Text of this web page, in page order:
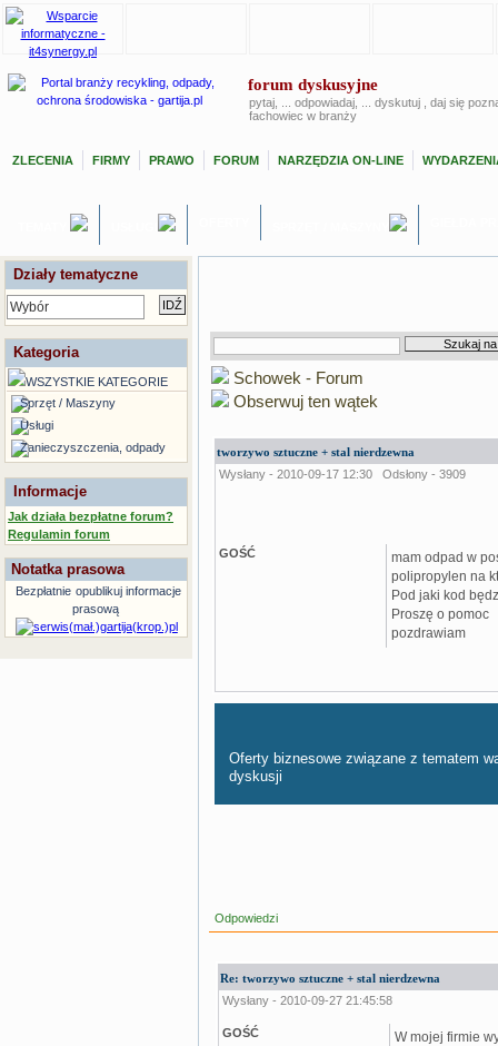
forum dyskusyjne
pytaj, ... odpowiadaj, ... dyskutuj , daj się
fachowiec w branży
ZLECENIA FIRMY PRAWO FORUM NARZĘDZIA ON-LINE
Działy tematyczne
Wybór
Kategoria
WSZYSTKIE KATEGORIE
Sprzęt / Maszyny
Usługi
Zanieczyszczenia, odpady
Informacje
Jak działa bezpłatne forum?
Regulamin forum
Notatka prasowa
Bezpłatnie opublikuj informacje
prasową
Schowek - Forum
Obserwuj ten wątek
tworzywo sztuczne + stal nierdzewna
Wysłany - 2010-09-17 12:30
Odsłony - 3909
GOŚĆ
mam odpad w
polipropylen na
Pod jaki kod
Proszę o pomoc
pozdrawiam
Oferty biznesowe związane z tematem
dyskusji
Odpowiedzi
Re: tworzywo sztuczne + stal nierdzewna
Wysłany - 2010-09-27 21:45:58
GOŚĆ
W mojej firmie